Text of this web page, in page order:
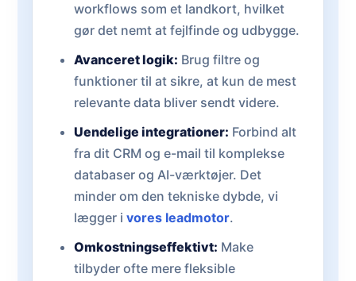
workflows som et landkort, hvilket
gør det nemt at fejlfinde og udbygge.
Avanceret logik: Brug filtre og
funktioner til at sikre, at kun de mest
relevante data bliver sendt videre.
Uendelige integrationer: Forbind alt
fra dit CRM og e-mail til komplekse
databaser og AI-værktøjer. Det
minder om den tekniske dybde, vi
lægger i vores leadmotor.
Omkostningseffektivt: Make
tilbyder ofte mere fleksible